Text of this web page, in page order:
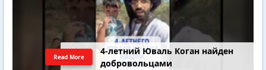
4-летний Юваль Коган найден
добровольцами
Read More